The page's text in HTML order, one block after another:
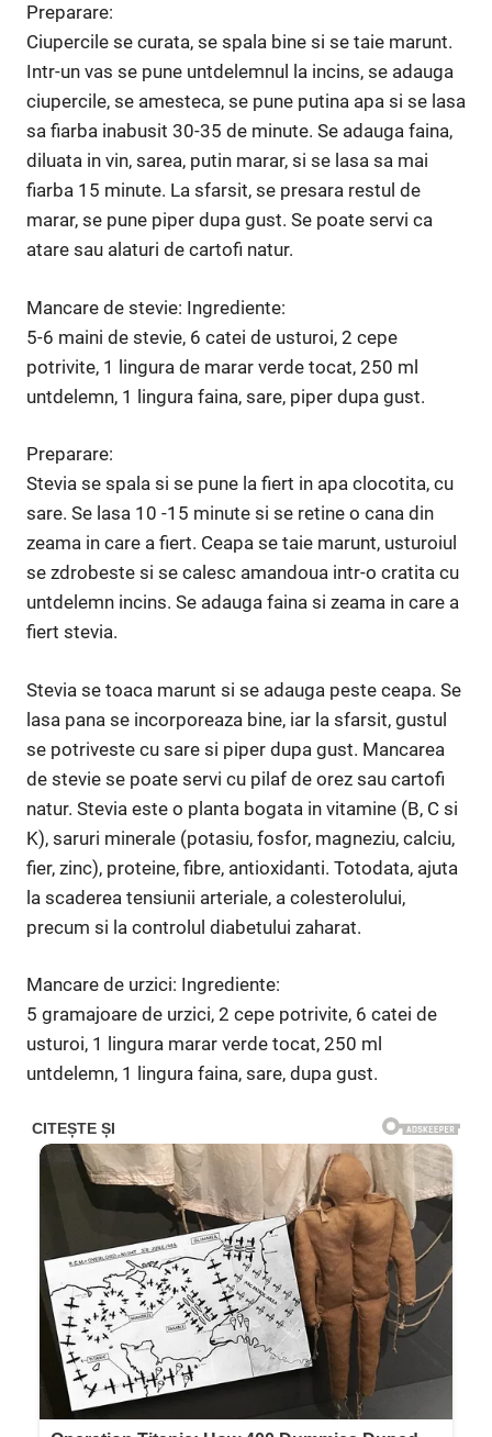
Preparare:
Ciupercile se curata, se spala bine si se taie marunt.
Intr-un vas se pune untdelemnul la incins, se adauga
ciupercile, se amesteca, se pune putina apa si se lasa
sa fiarba inabusit 30-35 de minute. Se adauga faina,
diluata in vin, sarea, putin marar, si se lasa sa mai
fiarba 15 minute. La sfarsit, se presara restul de
marar, se pune piper dupa gust. Se poa­te servi ca
atare sau alaturi de car­tofi natur.
Mancare de stevie: Ingrediente:
5-6 maini de stevie, 6 catei de usturoi, 2 cepe
potrivite, 1 lingura de marar verde tocat, 250 ml
untdelemn, 1 lingura faina, sare, piper dupa gust.
Preparare:
Stevia se spala si se pune la fiert in apa clocotita, cu
sare. Se lasa 10 -15 minute si se retine o cana din
zeama in care a fiert. Ceapa se taie marunt, usturoiul
se zdrobeste si se calesc amandoua intr-o cratita cu
untdelemn incins. Se adauga faina si zeama in care a
fiert stevia.
Stevia se toaca marunt si se adauga peste ceapa. Se
lasa pana se incorporeaza bine, iar la sfarsit, gustul
se potriveste cu sare si piper dupa gust. Mancarea
de stevie se poate servi cu pilaf de orez sau cartofi
natur. Stevia este o planta bogata in vitamine (B, C si
K), saruri minerale (potasiu, fosfor, magneziu, calciu,
fier, zinc), proteine, fibre, antioxidanti. Totodata, ajuta
la sca­derea tensiunii arteriale, a colesterolului,
precum si la controlul diabetului zaharat.
Mancare de urzici: Ingrediente:
5 gramajoare de urzici, 2 cepe potrivite, 6 catei de
usturoi, 1 lingura marar verde tocat, 250 ml
untdelemn, 1 lingura faina, sare, dupa gust.